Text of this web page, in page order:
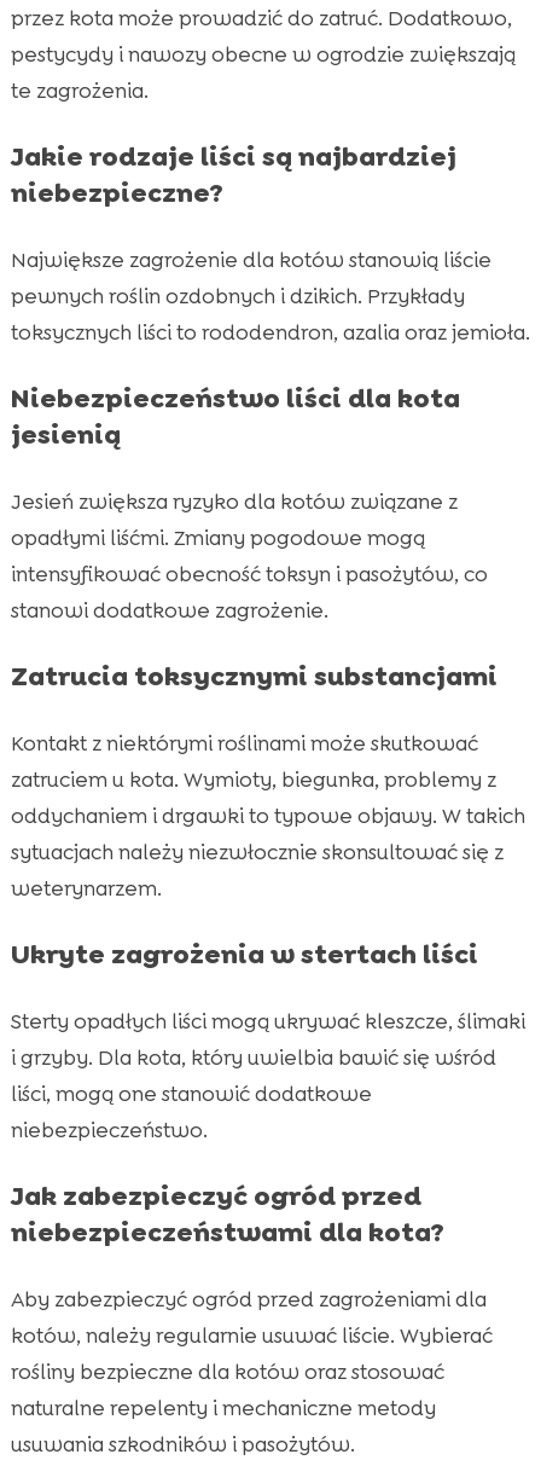
przez kota może prowadzić do zatruć. Dodatkowo,
pestycydy i nawozy obecne w ogrodzie zwiększają
te zagrożenia.
Jakie rodzaje liści są najbardziej
niebezpieczne?
Największe zagrożenie dla kotów stanowią liście
pewnych roślin ozdobnych i dzikich. Przykłady
toksycznych liści to rododendron, azalia oraz jemioła.
Niebezpieczeństwo liści dla kota
jesienią
Jesień zwiększa ryzyko dla kotów związane z
opadłymi liśćmi. Zmiany pogodowe mogą
intensyfikować obecność toksyn i pasożytów, co
stanowi dodatkowe zagrożenie.
Zatrucia toksycznymi substancjami
Kontakt z niektórymi roślinami może skutkować
zatruciem u kota. Wymioty, biegunka, problemy z
oddychaniem i drgawki to typowe objawy. W takich
sytuacjach należy niezwłocznie skonsultować się z
weterynarzem.
Ukryte zagrożenia w stertach liści
Sterty opadłych liści mogą ukrywać kleszcze, ślimaki
i grzyby. Dla kota, który uwielbia bawić się wśród
liści, mogą one stanowić dodatkowe
niebezpieczeństwo.
Jak zabezpieczyć ogród przed
niebezpieczeństwami dla kota?
Aby zabezpieczyć ogród przed zagrożeniami dla
kotów, należy regularnie usuwać liście. Wybierać
rośliny bezpieczne dla kotów oraz stosować
naturalne repelenty i mechaniczne metody
usuwania szkodników i pasożytów.